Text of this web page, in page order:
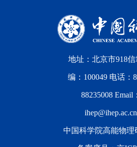
地址：北京市918信
编：100049 电话：
88235008 Email：
ihep@ihep.ac.cn
中国科学院高能物理